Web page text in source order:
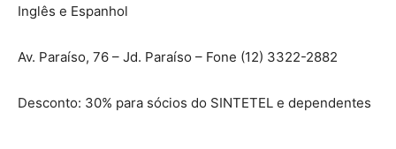
Inglês e Espanhol
Av. Paraíso, 76 – Jd. Paraíso – Fone (12) 3322-2882
Desconto: 30% para sócios do SINTETEL e dependentes